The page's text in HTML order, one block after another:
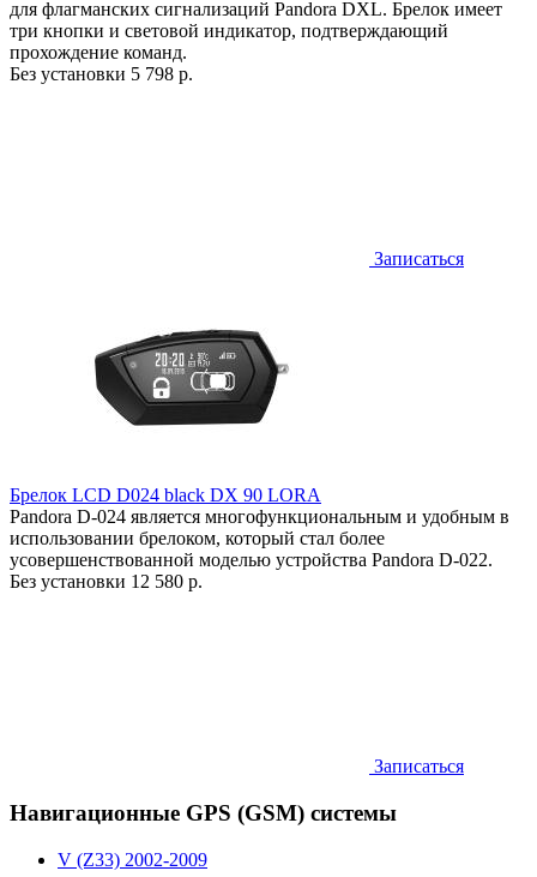
для флагманских сигнализаций Pandora DXL. Брелок имеет
три кнопки и световой индикатор, подтверждающий
прохождение команд.
Без установки 5 798 р.
Записаться
Брелок LCD D024 black DX 90 LORA
Pandora D-024 является многофункциональным и удобным в
использовании брелоком, который стал более
усовершенствованной моделью устройства Pandora D-022.
Без установки 12 580 р.
Записаться
Навигационные GPS (GSM) системы
V (Z33) 2002-2009